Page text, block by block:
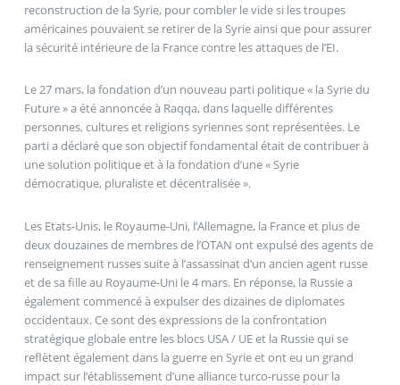
reconstruction de la Syrie, pour combler le vide si les troupes
américaines pouvaient se retirer de la Syrie ainsi que pour assurer
la sécurité intérieure de la France contre les attaques de l’EI.
Le 27 mars, la fondation d’un nouveau parti politique « la Syrie du
Future » a été annoncée à Raqqa, dans laquelle différentes
personnes, cultures et religions syriennes sont représentées. Le
parti a déclaré que son objectif fondamental était de contribuer à
une solution politique et à la fondation d’une « Syrie
démocratique, pluraliste et décentralisée ».
Les Etats-Unis, le Royaume-Uni, l’Allemagne, la France et plus de
deux douzaines de membres de l’OTAN ont expulsé des agents de
renseignement russes suite à l’assassinat d’un ancien agent russe
et de sa fille au Royaume-Uni le 4 mars. En réponse, la Russie a
également commencé à expulser des dizaines de diplomates
occidentaux. Ce sont des expressions de la confrontation
stratégique globale entre les blocs USA / UE et la Russie qui se
reflètent également dans la guerre en Syrie et ont eu un grand
impact sur l’établissement d’une alliance turco-russe pour la